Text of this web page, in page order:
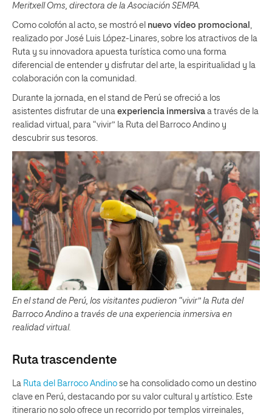
Meritxell Oms, directora de la Asociación SEMPA.
Como colofón al acto, se mostró el nuevo vídeo promocional
realizado por José Luis López-Linares, sobre los atractivos de la
Ruta y su innovadora apuesta turística como una forma
diferencial de entender y disfrutar del arte, la espiritualidad y la
colaboración con la comunidad.
Durante la jornada, en el stand de Perú se ofreció a los
asistentes disfrutar de una experiencia inmersiva a través de la
realidad virtual, para “vivir” la Ruta del Barroco Andino y
descubrir sus tesoros.
En el stand de Perú, los visitantes pudieron “vivir” la Ruta del
Barroco Andino a través de una experiencia inmersiva en
realidad virtual.
Ruta trascendente
La Ruta del Barroco Andino se ha consolidado como un destino
clave en Perú, destacando por su valor cultural y artístico. Este
itinerario no solo ofrece un recorrido por templos virreinales,